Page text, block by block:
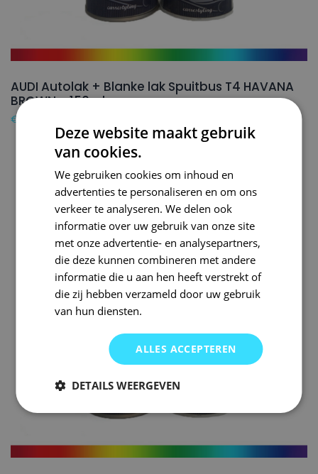
AUDI Autolak + Blanke lak Spuitbus T4 HAVANA
BROWN – 150ml
€
Deze website maakt gebruik
van cookies.
We gebruiken cookies om inhoud en
advertenties te personaliseren en om ons
verkeer te analyseren. We delen ook
informatie over uw gebruik van onze site
met onze advertentie- en analysepartners,
die deze kunnen combineren met andere
informatie die u aan hen heeft verstrekt of
die zij hebben verzameld door uw gebruik
van hun diensten.
ALLES ACCEPTEREN
DETAILS WEERGEVEN